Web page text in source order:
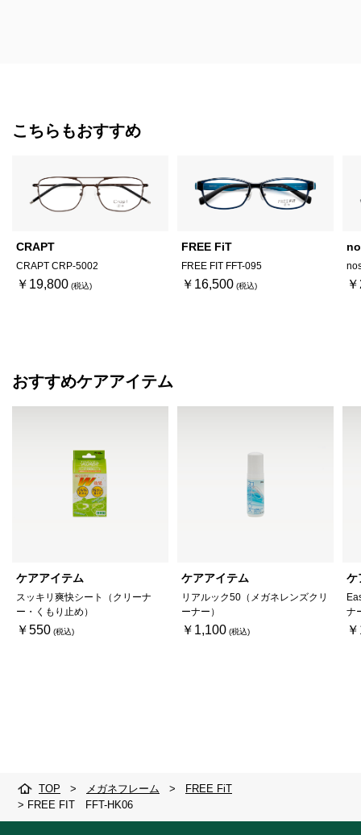
こちらもおすすめ
CRAPT
CRAPT CRP-5002
￥19,800
FREE FiT
FREE FIT FFT-095
￥16,500
おすすめケアアイテム
ケアアイテム
スッキリ爽快シート（クリーナ
ー・くもり止め）
￥550
ケアアイテム
リアルック50（メガネレンズクリ
ーナー）
￥1,100
ケ
ナ
TOP > メガネフレーム >
FREE FiT
> FREE FIT FFT-HK06